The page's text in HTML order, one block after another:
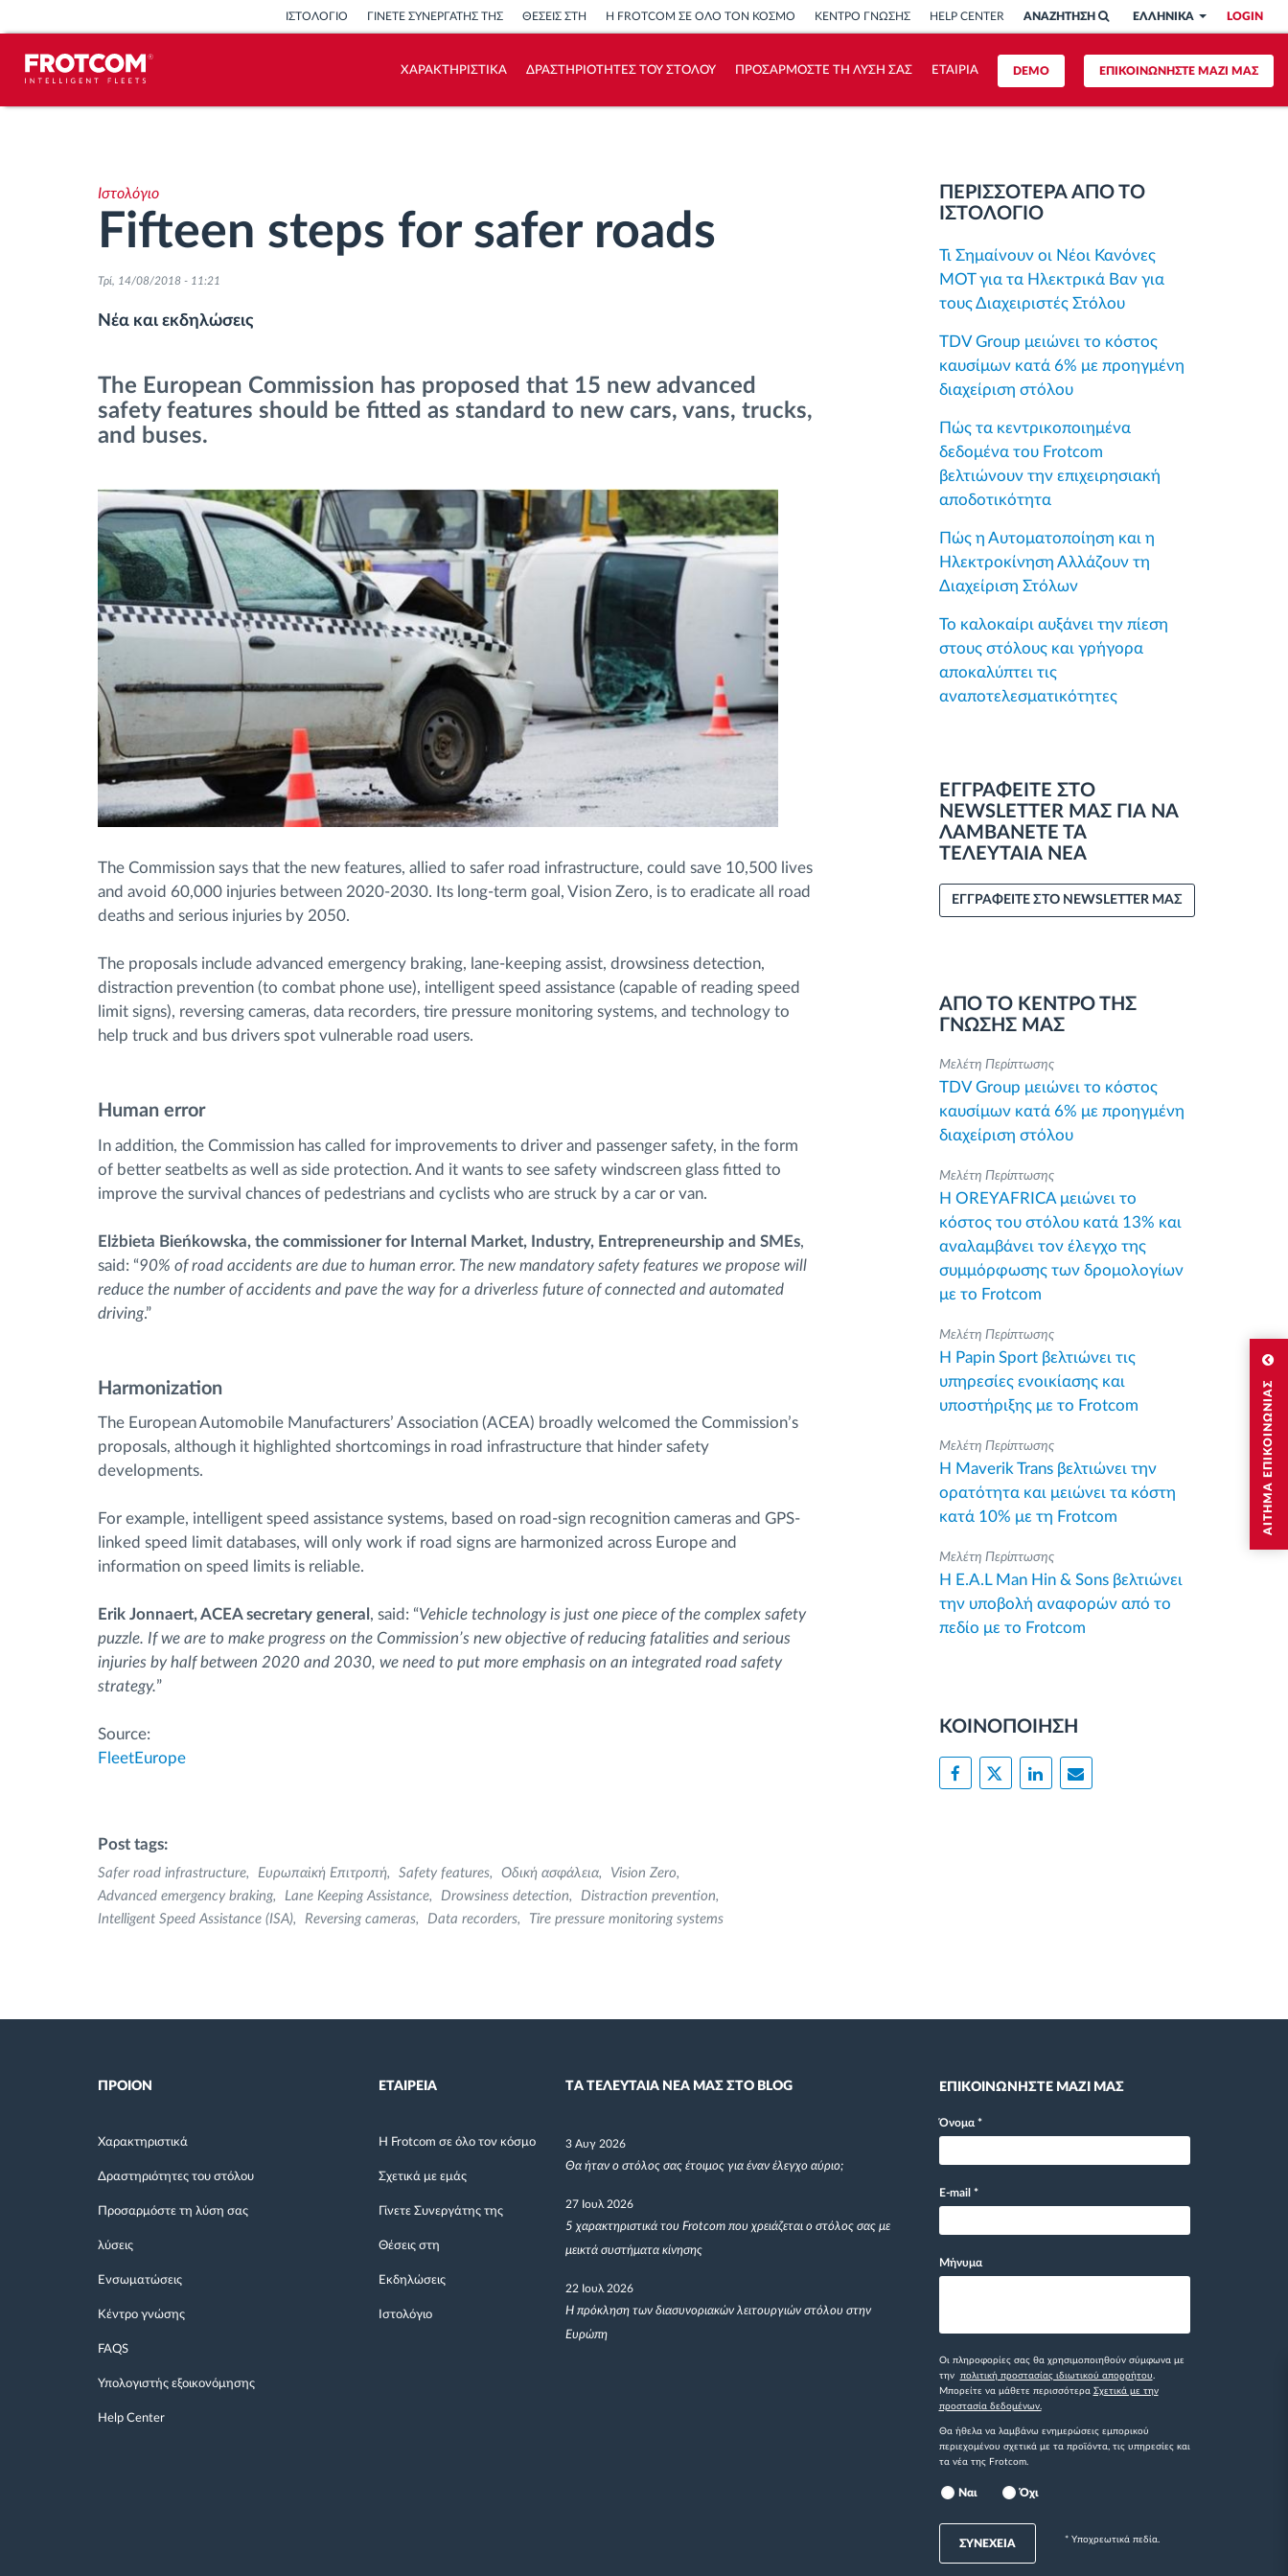
ΑΙΤΗΜΑ ΕΠΙΚΟΙΝΩΝΙΑΣ
LOGIN
ΕΛΛΗΝΙΚΑ
ΑΝΑΖΗΤΗΣΗ
ΙΣΤΟΛΟΓΙΟ ΓΙΝΕΤΕ ΣΥΝΕΡΓΑΤΗΣ ΤΗΣ ΘΕΣΕΙΣ ΣΤΗ Η FROTCOM ΣΕ ΟΛΟ ΤΟΝ ΚΟΣΜΟ ΚΕΝΤΡΟ ΓΝΩΣΗΣ HELP CENTER
ΕΠΙΚΟΙΝΩΝΗΣΤΕ ΜΑΖΙ ΜΑΣ
DEMO
ΧΑΡΑΚΤΗΡΙΣΤΙΚΑ ΔΡΑΣΤΗΡΙΟΤΗΤΕΣ ΤΟΥ ΣΤΟΛΟΥ ΠΡΟΣΑΡΜΟΣΤΕ ΤΗ ΛΥΣΗ ΣΑΣ ΕΤΑΙΡΙΑ
Ανάλυση οδηγικής συμπεριφοράς
οδήγησης
Λήψη ταχογράφου από απόσταση
Διαχείριση καυσίμου
Σχεδιασμός και παρακολούθηση
διαδρομής
Αυτόματη αναγνώριση οδηγού
Ανακαλύψτε όλα τα χαρακτηριστικά
Ιστολόγιο
Fifteen steps for safer roads
Τρί, 14/08/2018 - 11:21
Νέα και εκδηλώσεις
The European Commission has proposed that 15 new advanced
safety features should be fitted as standard to new cars, vans, trucks,
and buses.
The Commission says that the new features, allied to safer road infrastructure, could save 10,500 lives
and avoid 60,000 injuries between 2020-2030. Its long-term goal, Vision Zero, is to eradicate all road
deaths and serious injuries by 2050.
The proposals include advanced emergency braking, lane-keeping assist, drowsiness detection,
distraction prevention (to combat phone use), intelligent speed assistance (capable of reading speed
limit signs), reversing cameras, data recorders, tire pressure monitoring systems, and technology to
help truck and bus drivers spot vulnerable road users.
Human error
In addition, the Commission has called for improvements to driver and passenger safety, in the form
of better seatbelts as well as side protection. And it wants to see safety windscreen glass fitted to
improve the survival chances of pedestrians and cyclists who are struck by a car or van.
Elżbieta Bieńkowska, the commissioner for Internal Market, Industry, Entrepreneurship and SMEs,
said: “90% of road accidents are due to human error. The new mandatory safety features we propose will
reduce the number of accidents and pave the way for a driverless future of connected and automated
driving.”
Harmonization
The European Automobile Manufacturers’ Association (ACEA) broadly welcomed the Commission’s
proposals, although it highlighted shortcomings in road infrastructure that hinder safety
developments.
For example, intelligent speed assistance systems, based on road-sign recognition cameras and GPS-
linked speed limit databases, will only work if road signs are harmonized across Europe and
information on speed limits is reliable.
Erik Jonnaert, ACEA secretary general , said: “Vehicle technology is just one piece of the complex safety
puzzle. If we are to make progress on the Commission’s new objective of reducing fatalities and serious
injuries by half between 2020 and 2030, we need to put more emphasis on an integrated road safety
strategy.”
Source:
FleetEurope
Post tags:
Safer road infrastructure Ευρωπαϊκή Επιτροπή Safety features Οδική ασφάλεια
Vision Zero
Advanced emergency braking
Lane Keeping Assistance Drowsiness detection
Distraction prevention
Intelligent Speed Assistance (ISA)
Reversing cameras Data recorders Tire pressure monitoring systems
ΠΕΡΙΣΣΟΤΕΡΑ ΑΠΟ ΤΟ
ΙΣΤΟΛΟΓΙΟ
Τι Σημαίνουν οι Νέοι Κανόνες
MOT για τα Ηλεκτρικά Βαν για
τους Διαχειριστές Στόλου
TDV Group μειώνει το κόστος
καυσίμων κατά 6% με προηγμένη
διαχείριση στόλου
Πώς τα κεντρικοποιημένα
δεδομένα του Frotcom
βελτιώνουν την επιχειρησιακή
αποδοτικότητα
Πώς η Αυτοματοποίηση και η
Ηλεκτροκίνηση Αλλάζουν τη
Διαχείριση Στόλων
Το καλοκαίρι αυξάνει την πίεση
στους στόλους και γρήγορα
αποκαλύπτει τις
αναποτελεσματικότητες
ΕΓΓΡΑΦΕΙΤΕ ΣΤΟ
NEWSLETTER ΜΑΣ ΓΙΑ ΝΑ
ΛΑΜΒΑΝΕΤΕ ΤΑ
ΤΕΛΕΥΤΑΙΑ ΝΕΑ
ΕΓΓΡΑΦΕΙΤΕ ΣΤΟ NEWSLETTER ΜΑΣ
ΑΠΟ ΤΟ ΚΕΝΤΡΟ ΤΗΣ
ΓΝΩΣΗΣ ΜΑΣ
Μελέτη Περίπτωσης
TDV Group μειώνει το κόστος
καυσίμων κατά 6% με προηγμένη
διαχείριση στόλου
Μελέτη Περίπτωσης
Η OREYAFRICA μειώνει το
κόστος του στόλου κατά 13% και
αναλαμβάνει τον έλεγχο της
συμμόρφωσης των δρομολογίων
με το Frotcom
Μελέτη Περίπτωσης
Η Papin Sport βελτιώνει τις
υπηρεσίες ενοικίασης και
υποστήριξης με το Frotcom
Μελέτη Περίπτωσης
Η Maverik Trans βελτιώνει την
ορατότητα και μειώνει τα κόστη
κατά 10% με τη Frotcom
Μελέτη Περίπτωσης
Η E.A.L Man Hin & Sons βελτιώνει
την υποβολή αναφορών από το
πεδίο με το Frotcom
ΚΟΙΝΟΠΟΙΗΣΗ
ΠΡΟΙΟΝ
Χαρακτηριστικά
Δραστηριότητες του στόλου
Προσαρμόστε τη λύση σας
λύσεις
Ενσωματώσεις
Κέντρο γνώσης
FAQS
Υπολογιστής εξοικονόμησης
Help Center
ΕΤΑΙΡΕΙΑ
Η Frotcom σε όλο τον κόσμο
Σχετικά με εμάς
Γίνετε Συνεργάτης της
Θέσεις στη
Εκδηλώσεις
Ιστολόγιο
TΑ ΤΕΛΕΥΤΑΙΑ ΝΕΑ ΜΑΣ ΣΤΟ BLOG
3 Αυγ 2026
Θα ήταν ο στόλος σας έτοιμος για έναν έλεγχο αύριο;
27 Ιουλ 2026
5 χαρακτηριστικά του Frotcom που χρειάζεται ο στόλος σας με
μεικτά συστήματα κίνησης
22 Ιουλ 2026
Η πρόκληση των διασυνοριακών λειτουργιών στόλου στην
Ευρώπη
ΕΠΙΚΟΙΝΩΝΗΣΤΕ ΜΑΖΙ ΜΑΣ
Όνομα *
E-mail *
Μήνυμα
Οι πληροφορίες σας θα χρησιμοποιηθούν σύμφωνα με
την πολιτική προστασίας ιδιωτικού απορρήτου
Μπορείτε να μάθετε περισσότερα Σχετικά με την
προστασία δεδομένων.
Θα ήθελα να λαμβάνω ενημερώσεις εμπορικού
περιεχομένου σχετικά με τα προϊόντα, τις υπηρεσίες και
τα νέα της Frotcom.
Ναι Όχι
ΣΥΝΕΧΕΙΑ * Yποχρεωτικά πεδία.